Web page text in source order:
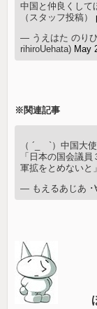
中国と仲良くして
（スタッフ投稿）
— うえはた のり
rihiroUehata) May
※関連記事
（ ´_ゝ`）中国
「日本の国会議
軍拡をとめないと」
— もえるあじあ ･
ほ